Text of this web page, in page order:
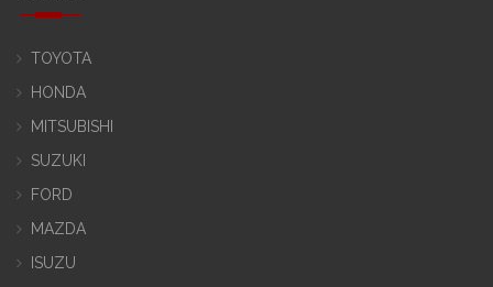
TOYOTA
HONDA
MITSUBISHI
SUZUKI
FORD
MAZDA
ISUZU